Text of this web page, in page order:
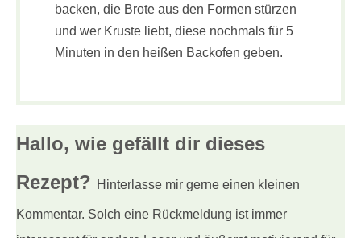
backen, die Brote aus den Formen stürzen
und wer Kruste liebt, diese nochmals für 5
Minuten in den heißen Backofen geben.
Hallo, wie gefällt dir dieses
Rezept? Hinterlasse mir gerne einen kleinen
Kommentar. Solch eine Rückmeldung ist immer